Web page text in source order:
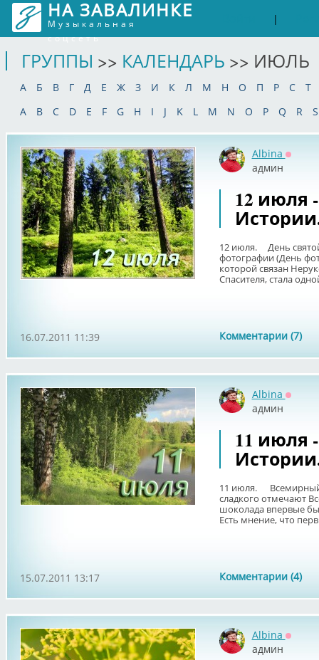
НА ЗАВАЛИНКЕ
Музыкальная
соцсеть
|
ГРУППЫ >> КАЛЕНДАРЬ >> ИЮЛЬ
А Б В Г Д Е Ж З И К Л М Н О П Р С
Т
A
B C D E F G H I J K L M N O P Q R S
Albina
админ
12 июля
12 июля. День
фотографии (День
которой связан
Спасителя, стала
Комментарии (7)
16.07.2011 11:39
Albina
админ
11 июля
11 июля. Всемирный
сладкого отмечают
шоколада впервые
Есть мнение, что
Комментарии (4)
15.07.2011 13:17
Albina
админ